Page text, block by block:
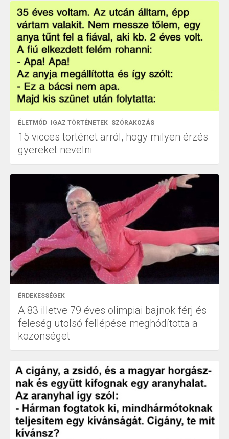
ÉLETMÓD IGAZ TÖRTÉNETEK SZÓRAKOZÁS
15 vicces történet arról, hogy milyen érzés
gyereket nevelni
ÉRDEKESSÉGEK
A 83 illetve 79 éves olimpiai bajnok férj és
feleség utolsó fellépése meghódította a
közönséget